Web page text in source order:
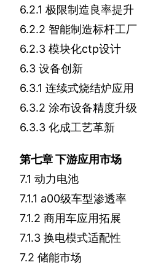
6.2.1 极限制造良率提升
6.2.2 智能制造标杆工厂
6.2.3 模块化ctp设计
6.3 设备创新
6.3.1 连续式烧结炉应用
6.3.2 涂布设备精度升级
6.3.3 化成工艺革新
第七章下游应用市场
7.1 动力电池
7.1.1 a00级车型渗透率
7.1.2 商用车应用拓展
7.1.3 换电模式适配性
7.2 储能市场